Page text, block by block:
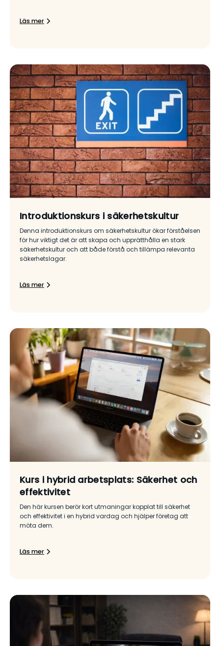
Läs mer
Introduktionskurs i säkerhetskultur
Denna introduktionskurs om säkerhetskultur ökar förståelsen
för hur viktigt det är att skapa och upprätthålla en stark
säkerhetskultur och att både förstå och tillämpa relevanta
säkerhetslagar.
Läs mer
Kurs i hybrid arbetsplats: Säkerhet och
effektivitet
Den här kursen berör kort utmaningar kopplat till säkerhet
och effektivitet i en hybrid vardag och hjälper företag att
möta dem.
Läs mer